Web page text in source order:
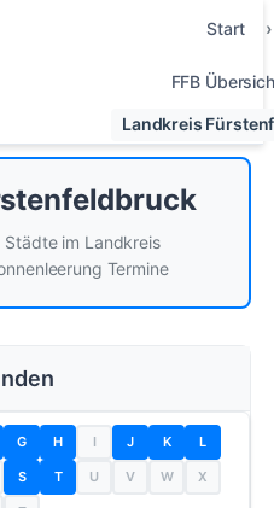
Start
FFB
Landkreis
Städte im Landkreis
Termine
G H I J K L
S T U V W X